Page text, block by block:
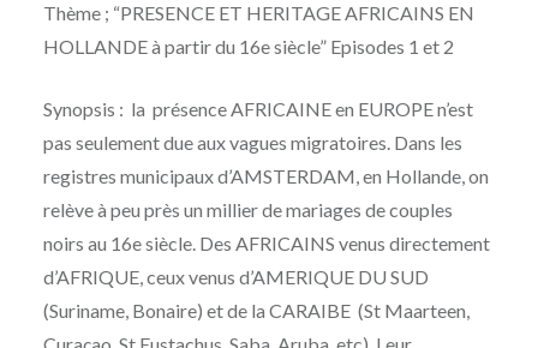
Thème ; “PRESENCE ET HERITAGE AFRICAINS EN
HOLLANDE à partir du 16e siècle” Episodes 1 et 2
Synopsis : la présence AFRICAINE en EUROPE n’est
pas seulement due aux vagues migratoires. Dans les
registres municipaux d’AMSTERDAM, en Hollande, on
relève à peu près un millier de mariages de couples
noirs au 16e siècle. Des AFRICAINS venus directement
d’AFRIQUE, ceux venus d’AMERIQUE DU SUD
(Suriname, Bonaire) et de la CARAIBE (St Maarteen,